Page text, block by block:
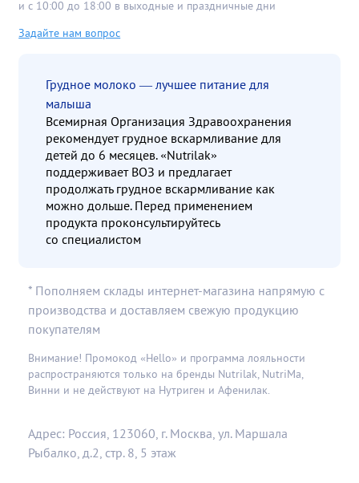
и с 10:00 до 18:00 в выходные и праздничные дни
Задайте нам вопрос
Грудное молоко — лучшее питание для
малыша
Всемирная Организация Здравоохранения
рекомендует грудное вскармливание для
детей до 6 месяцев. «Nutrilak»
поддерживает ВОЗ и предлагает
продолжать грудное вскармливание как
можно дольше. Перед применением
продукта проконсультируйтесь
со специалистом
* Пополняем склады интернет-магазина напрямую с
производства и доставляем свежую продукцию
покупателям
Внимание! Промокод «Hello» и программа лояльности
распространяются только на бренды Nutrilak, NutriMa,
Винни и не действуют на Нутриген и Афенилак.
Адрес: Россия, 123060, г. Москва, ул. Маршала
Рыбалко, д.2, стр. 8, 5 этаж